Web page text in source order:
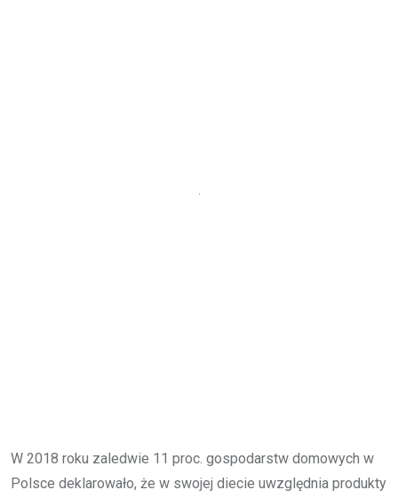
W 2018 roku zaledwie 11 proc. gospodarstw domowych w
Polsce deklarowało, że w swojej diecie uwzględnia produkty